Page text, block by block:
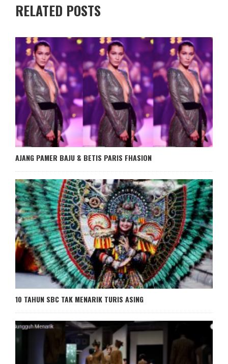
RELATED POSTS
AJANG PAMER BAJU & BETIS PARIS FHASION
10 TAHUN SBC TAK MENARIK TURIS ASING